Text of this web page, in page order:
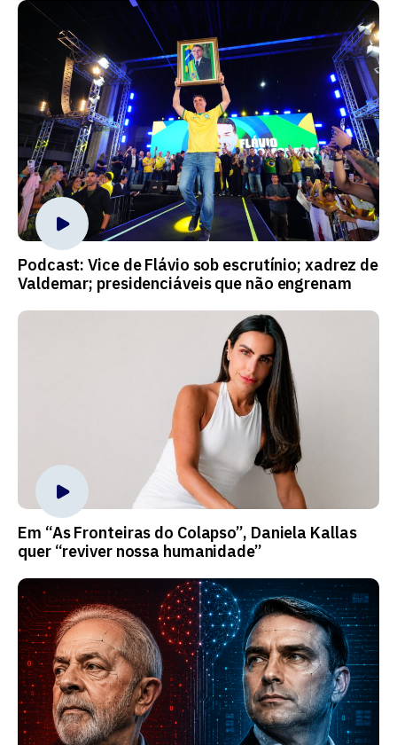
Podcast: Vice de Flávio sob escrutínio; xadrez de
Valdemar; presidenciáveis que não engrenam
Em “As Fronteiras do Colapso”, Daniela Kallas
quer “reviver nossa humanidade”